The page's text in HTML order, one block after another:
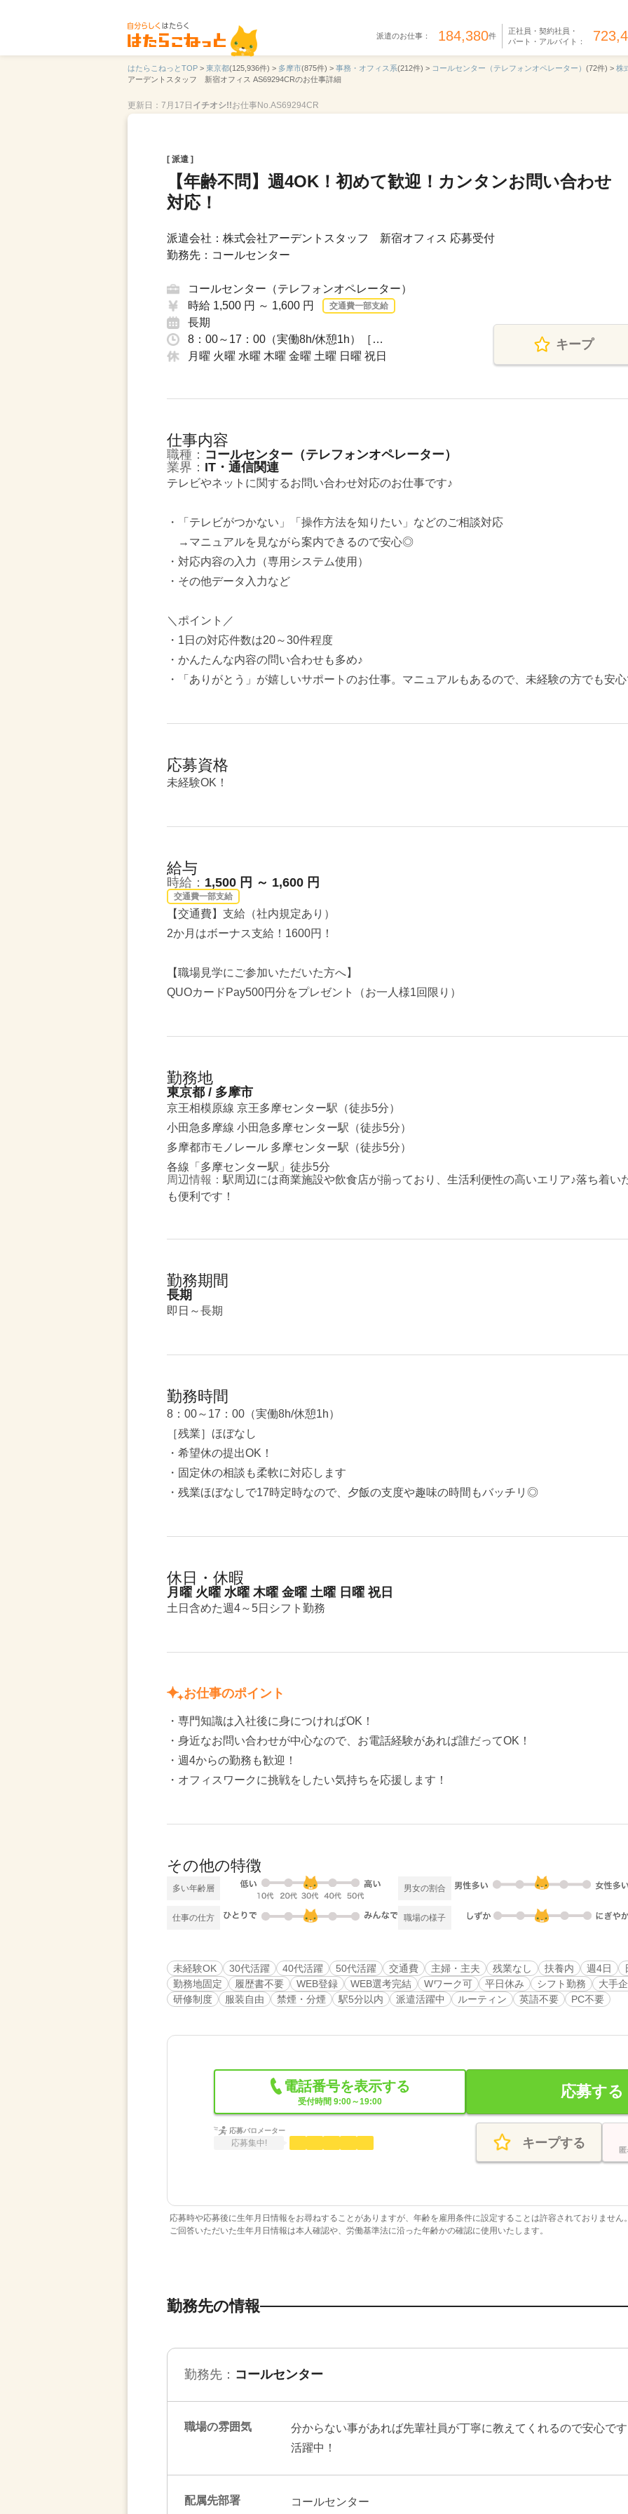
派遣のお仕事： 184,380件
正社員・契約社員・
パート・アルバイト：
はたらこねっとTOP > 東京都(125,936件) > 多摩市(875件) > 事務・オフィス系(212件) > コールセンター（テレフォンオペレーター） (72件) > 株
アーデントスタッフ 新宿オフィス AS69294CRのお仕事詳細
更新日：7月17日 イチオシ!!お仕事No.AS69294CR
[ 派遣 ]
【年齢不問】週4OK！初めて歓迎！カンタンお問い合わせ
対応！
派遣会社：株式会社アーデントスタッフ 新宿オフィス 応募受付
勤務先：コールセンター
コールセンター（テレフォンオペレーター）
時給 1,500 円 ～ 1,600 円
交通費一部支給
長期
8：00～17：00（実働8h/休憩1h）［…
月曜 火曜 水曜 木曜 金曜 土曜 日曜 祝日
キープ
仕事内容
職種： コールセンター（テレフォンオペレーター）
業界： IT・通信関連
テレビやネットに関するお問い合わせ対応のお仕事です♪
・「テレビがつかない」「操作方法を知りたい」などのご相談対応
→マニュアルを見ながら案内できるので安心◎
・対応内容の入力（専用システム使用）
・その他データ入力など
＼ポイント／
・1日の対応件数は20～30件程度
・かんたんな内容の問い合わせも多め♪
・「ありがとう」が嬉しいサポートのお仕事。マニュアルもあるので、未経験の方でも安
応募資格
未経験OK！
給与
時給： 1,500 円 ～ 1,600 円
交通費一部支給
【交通費】支給（社内規定あり）
2か月はボーナス支給！1600円！
【職場見学にご参加いただいた方へ】
QUOカードPay500円分をプレゼント（お一人様1回限り）
勤務地
東京都 / 多摩市
京王相模原線 京王多摩センター駅（徒歩5分）
小田急多摩線 小田急多摩センター駅（徒歩5分）
多摩都市モノレール 多摩センター駅（徒歩5分）
各線「多摩センター駅」徒歩5分
周辺情報： 駅周辺には商業施設や飲食店が揃っており、生活利便性の高いエリア♪落ち着い
も便利です！
勤務期間
長期
即日～長期
勤務時間
8：00～17：00（実働8h/休憩1h）
［残業］ほぼなし
・希望休の提出OK！
・固定休の相談も柔軟に対応します
・残業ほぼなしで17時定時なので、夕飯の支度や趣味の時間もバッチリ◎
休日・休暇
月曜 火曜 水曜 木曜 金曜 土曜 日曜 祝日
土日含めた週4～5日シフト勤務
お仕事のポイント
・専門知識は入社後に身につければOK！
・身近なお問い合わせが中心なので、お電話経験があれば誰だってOK！
・週4からの勤務も歓迎！
・オフィスワークに挑戦をしたい気持ちを応援します！
その他の特徴
多い年齢層 男女の割合
仕事の仕方 職場の様子
未経験OK 30代活躍 40代活躍 50代活躍 交通費 主婦・主夫 残業なし 扶養内 週4日
勤務地固定
履歴書不要 WEB登録 WEB選考完結 Wワーク可 平日休み シフト勤務
大手
研修制度
服装自由 禁煙・分煙 駅5分以内 派遣活躍中 ルーティン 英語不要 PC不要
電話番号を表示する
受付時間 9:00～19:00
応募する
応募バロメーター
応募集中! キープする
応募時や応募後に生年月日情報をお尋ねすることがありますが、年齢を雇用条件に設定することは許容されておりません
ご回答いただいた生年月日情報は本人確認や、労働基準法に沿った年齢かの確認に使用いたします。
勤務先の情報
勤務先： コールセンター
職場の雰囲気
分からない事があれば先輩社員が丁寧に教えてくれるので安心で
活躍中！
配属先部署 コールセンター